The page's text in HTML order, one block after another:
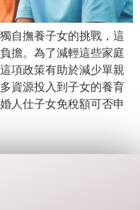
自撫養子女的挑戰，這
擔。為了減輕這些家庭
項政策有助於減少單親
資源投入到子女的養育
人仕子女免稅額可否申